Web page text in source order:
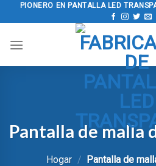
saltar
al
PIONERO EN PANTALLA LED
Pantalla de malla
Hogar / Pantalla de